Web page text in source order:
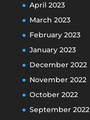
April 2023
March 2023
February 2023
January 2023
December 2022
November 2022
October 2022
September 2022